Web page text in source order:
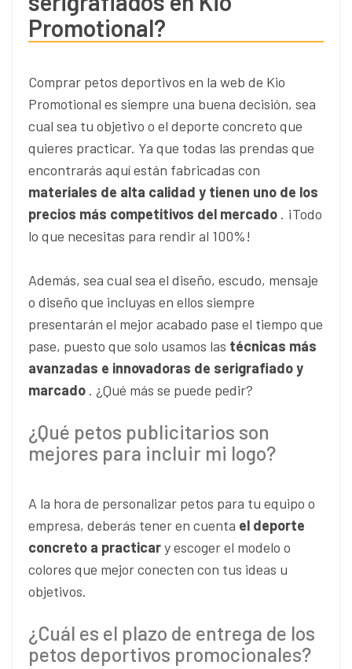
Promotional?
Comprar petos deportivos en la web de Kio
Promotional es siempre una buena decisión, sea
cual sea tu objetivo o el deporte concreto que
quieres practicar. Ya que todas las prendas que
encontrarás aquí están fabricadas con
materiales de alta calidad y tienen uno de los
precios más competitivos del mercado . ¡Todo
lo que necesitas para rendir al 100%!
Además, sea cual sea el diseño, escudo, mensaje
o diseño que incluyas en ellos siempre
presentarán el mejor acabado pase el tiempo que
pase, puesto que solo usamos las técnicas más
avanzadas e innovadoras de serigrafiado y
marcado . ¿Qué más se puede pedir?
¿Qué petos publicitarios son
mejores para incluir mi logo?
A la hora de personalizar petos para tu equipo o
empresa, deberás tener en cuenta el deporte
concreto a practicary escoger el modelo o
colores que mejor conecten con tus ideas u
objetivos.
¿Cuál es el plazo de entrega de los
petos deportivos promocionales?